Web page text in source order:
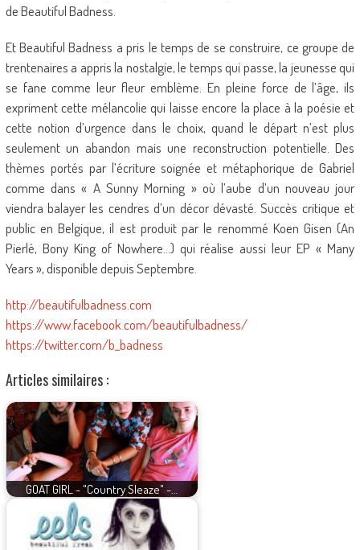
de Beautiful Badness.
Et Beautiful Badness a pris le temps de se construire, ce groupe de
trentenaires a appris la nostalgie, le temps qui passe, la jeunesse qui
se fane comme leur fleur emblème. En pleine force de l’âge, ils
expriment cette mélancolie qui laisse encore la place à la poésie et
cette notion d’urgence dans le choix, quand le départ n’est plus
seulement un abandon mais une reconstruction potentielle. Des
thèmes portés par l’écriture soignée et métaphorique de Gabriel
comme dans « A Sunny Morning » où l’aube d’un nouveau jour
viendra balayer les cendres d’un décor dévasté. Succès critique et
public en Belgique, il est produit par le renommé Koen Gisen (An
Pierlé, Bony King of Nowhere…) qui réalise aussi leur EP « Many
Years », disponible depuis Septembre.
http://beautifulbadness.com
https://www.facebook.com/beautifulbadness/
https://twitter.com/b_badness
Articles similaires :
GOAT GIRL - "Country Sleaze" -…